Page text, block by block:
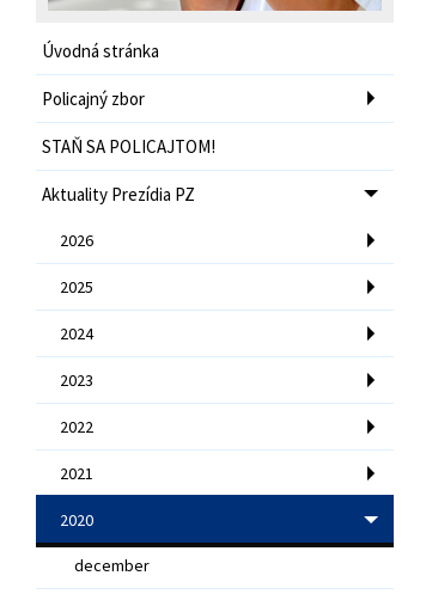
Úvodná stránka
Policajný zbor
STAŇ SA POLICAJTOM!
Aktuality Prezídia PZ
2026
2025
2024
2023
2022
2021
2020
december